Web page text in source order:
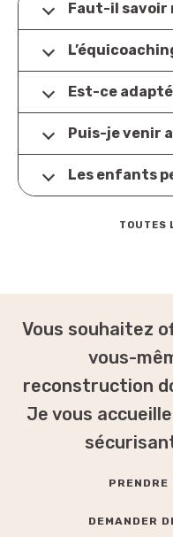
Faut-il savoir
Tout se passe à
développement
besoin.
Est-ce
la cohésion, le
Puis-je venir
(parent/enfant,
Les enfants
l’équicoaching dès
TOUTES
Vous souhaitez
vous-
reconstruction
Je vous
PRENDRE
DEMANDER